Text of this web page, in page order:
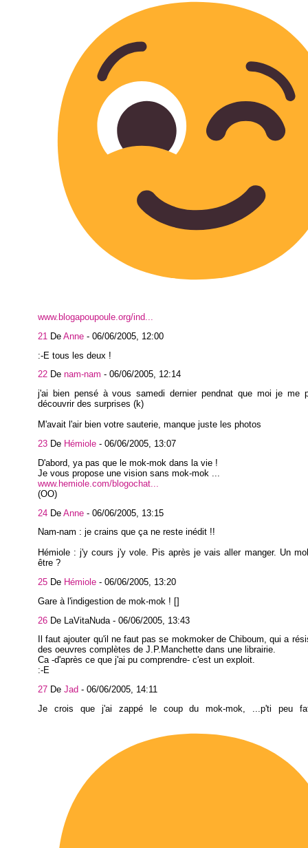
www.blogapoupoule.org/ind...
21 De Anne - 06/06/2005, 12:00
:-E tous les deux !
22 De nam-nam - 06/06/2005, 12:14
j'ai bien pensé à vous samedi dernier pendnat que moi je me
découvrir des surprises (k)
M'avait l'air bien votre sauterie, manque juste les photos
23 De Hémiole - 06/06/2005, 13:07
D'abord, ya pas que le mok-mok dans la vie !
Je vous propose une vision sans mok-mok ...
www.hemiole.com/blogochat...
(OO)
24 De Anne - 06/06/2005, 13:15
Nam-nam : je crains que ça ne reste inédit !!
Hémiole : j'y cours j'y vole. Pis après je vais aller manger. Un
être ?
25 De Hémiole - 06/06/2005, 13:20
Gare à l'indigestion de mok-mok ! []
26 De LaVitaNuda - 06/06/2005, 13:43
Il faut ajouter qu'il ne faut pas se mokmoker de Chiboum, qui a
des oeuvres complètes de J.P.Manchette dans une librairie.
Ca -d'après ce que j'ai pu comprendre- c'est un exploit.
:-E
27 De Jad - 06/06/2005, 14:11
Je crois que j'ai zappé le coup du mok-mok, ...p'ti peu